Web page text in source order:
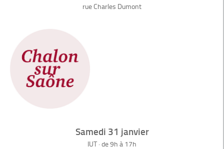
rue Charles Dumont
Samedi 31 janvier
IUT · de 9h à 17h